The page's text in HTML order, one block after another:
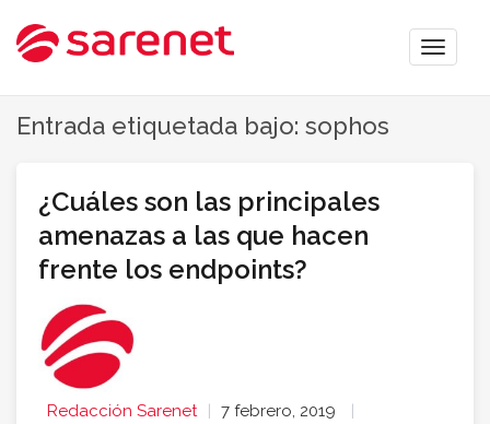
Toggle
Entrada etiquetada bajo: sophos
¿Cuáles son las principales
amenazas a las que hacen
frente los endpoints?
Redacción Sarenet
7 febrero, 2019